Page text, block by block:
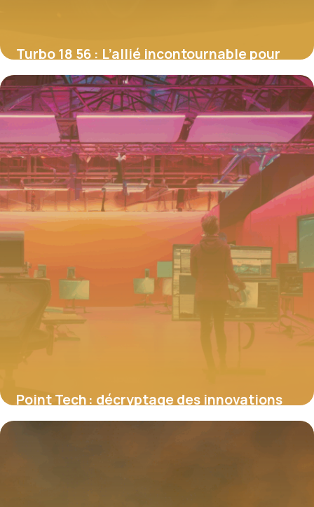
Turbo 18 56 : L’allié incontournable pour
booster votre moteur TDI
4 juillet 2025
Point Tech : décryptage des innovations
technologiques qui transforment notre